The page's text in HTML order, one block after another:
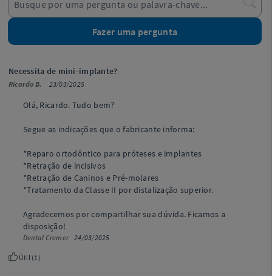
Fazer uma pergunta
Necessita de mini-implante?
Ricardo B. 23/03/2025
Olá, Ricardo. Tudo bem?
Segue as indicações que o fabricante informa:
*Reparo ortodôntico para próteses e implantes
*Retração de incisivos
*Retração de Caninos e Pré-molares
*Tratamento da Classe II por distalização superior.
Agradecemos por compartilhar sua dúvida. Ficamos a
disposição!
Dental Cremer24/03/2025
Útil (1)